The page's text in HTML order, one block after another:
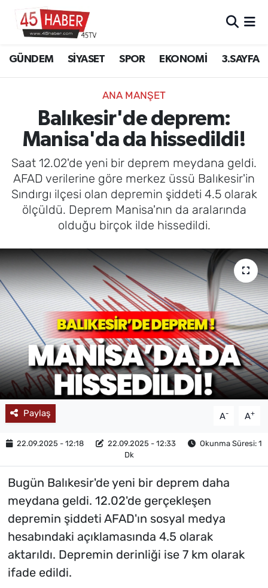
GÜNDEM SİYASET SPOR EKONOMİ 3.SAYFA
ANA MANŞET
Balıkesir'de deprem:
Manisa'da da hissedildi!
Saat 12.02'de yeni bir deprem meydana geldi.
AFAD verilerine göre merkez üssü Balıkesir'in
Sındırgı ilçesi olan depremin şiddeti 4.5 olarak
ölçüldü. Deprem Manisa'nın da aralarında
olduğu birçok ilde hissedildi.
Paylaş A- A+
22.09.2025 - 12:18 22.09.2025 - 12:33
Okunma Süresi: 1
Dk
Bugün Balıkesir'de yeni bir deprem daha
meydana geldi. 12.02'de gerçekleşen
depremin şiddeti AFAD'ın sosyal medya
hesabındaki açıklamasında 4.5 olarak
aktarıldı. Depremin derinliği ise 7 km olarak
ifade edildi.
SİYASET
EKONOMİ
3.SAYFA
EĞİTİM
SAĞLIK
YAŞAM
MAGAZİN
Manisa Hava Durumu
Manisa Namaz Vakitleri
Manisa Trafik Yoğunluk Haritası
Süper Lig Puan Durumu ve Fikstür
Tüm Manşetler
Son Dakika Haberleri
Haber Arşivi